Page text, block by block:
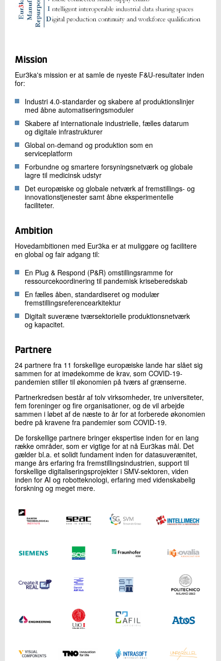
Mission
Eur3ka's mission er at samle de nyeste F&U-resultater inden
for:
Industri 4.0-standarder og skabere af produktionslinjer
med åbne automatiseringsmoduler
Skabere af internationale industrielle, fælles datarum
og digitale infrastrukturer
Global on-demand og produktion som en
serviceplatform
Forbundne og smartere forsyningsnetværk og globale
lagre til medicinsk udstyr
Det europæiske og globale netværk af fremstillings- og
innovationstjenester samt åbne eksperimentelle
faciliteter.
Ambition
Hovedambitionen med Eur3ka er at muliggøre og facilitere
en global og fair adgang til:
En Plug & Respond (P&R) omstillingsramme for
ressourcekoordinering til pandemisk kriseberedskab
En fælles åben, standardiseret og modulær
fremstillingsreferencearkitektur
Digitalt suveræne tværsektorielle produktionsnetværk
og kapacitet.
Partnere
24 partnere fra 11 forskellige europæiske lande har slået sig
sammen for at imødekomme de krav, som COVID-19-
pandemien stiller til økonomien på tværs af grænserne.
Partnerkredsen består af tolv virksomheder, tre universiteter,
fem foreninger og fire organisationer, og de vil arbejde
sammen i løbet af de næste to år for at forberede økonomien
bedre på kravene fra pandemier som COVID-19.
De forskellige partnere bringer ekspertise inden for en lang
række områder, som er vigtige for at nå Eur3kas mål. Det
gælder bl.a. et solidt fundament inden for datasuverænitet,
mange års erfaring fra fremstillingsindustrien, support til
forskellige digitaliseringsprojekter i SMV-sektoren, viden
inden for AI og robotteknologi, erfaring med videnskabelig
forskning og meget mere.